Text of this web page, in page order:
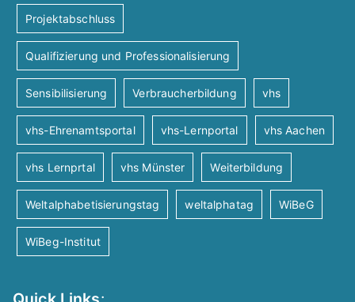
Projektabschluss
Qualifizierung und Professionalisierung
Sensibilisierung Verbraucherbildung vhs
vhs-Ehrenamtsportal vhs-Lernportal vhs Aachen
vhs Lernprtal vhs Münster Weiterbildung
Weltalphabetisierungstag weltalphatag WiBeG
WiBeg-Institut